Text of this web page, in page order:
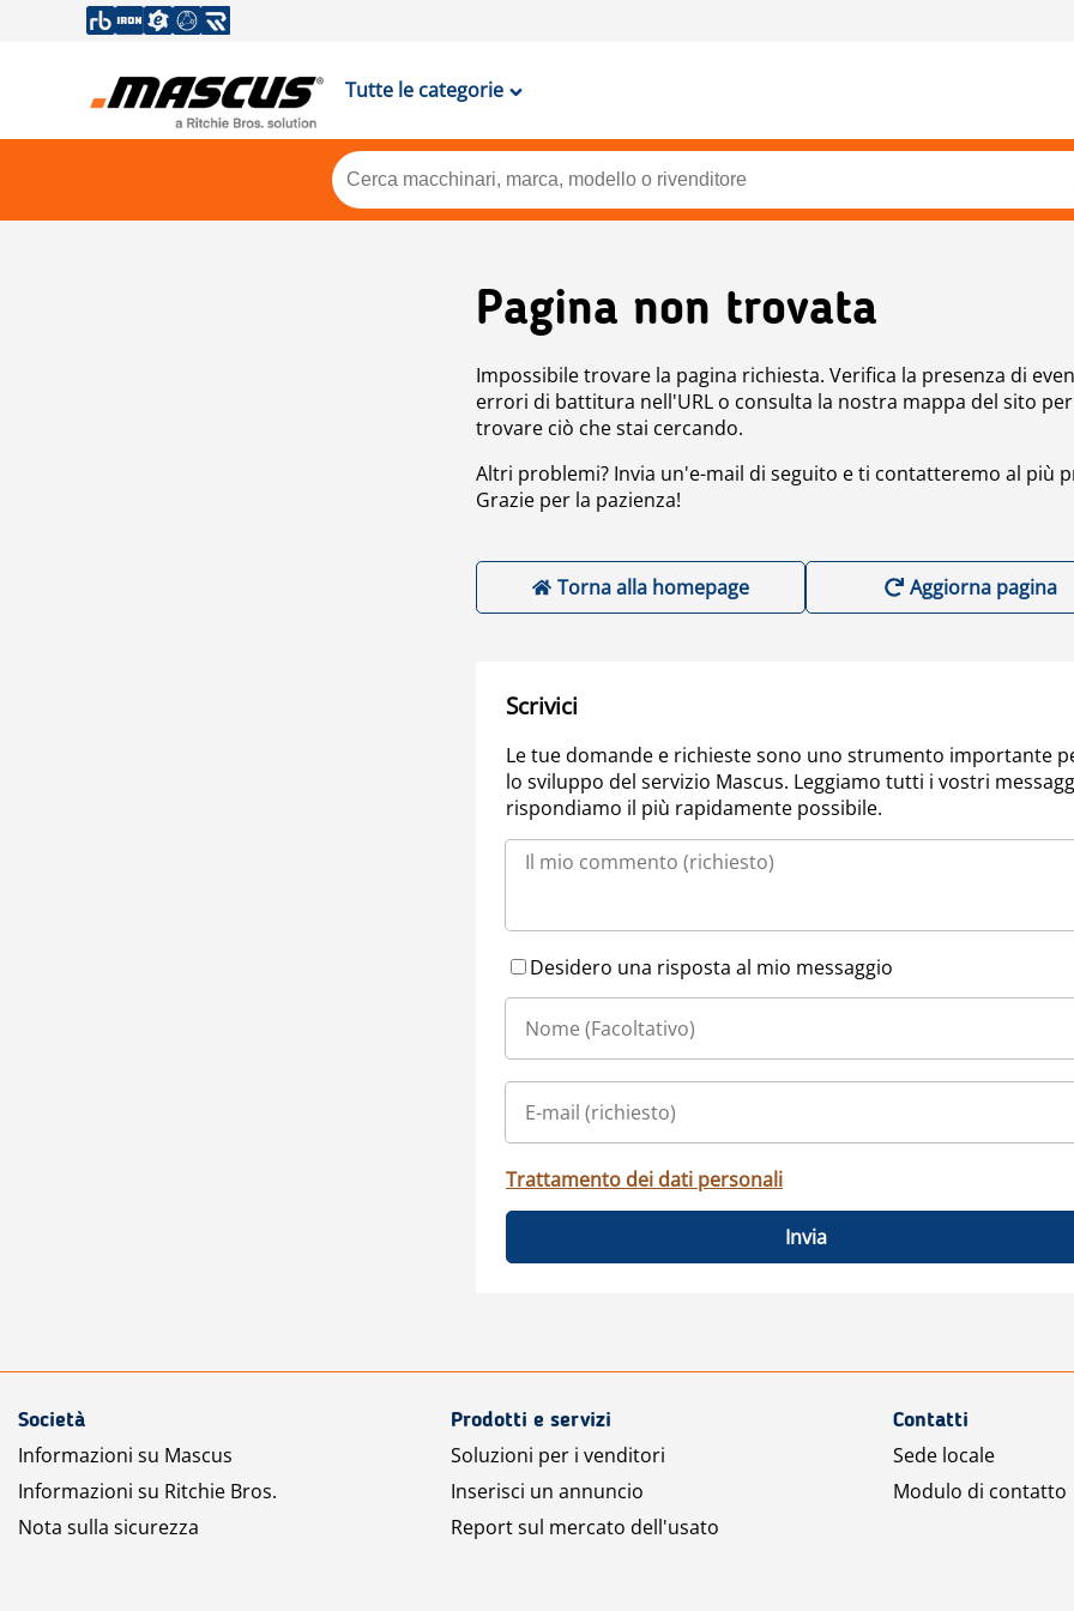
Tutte le categorie
Pagina non trovata
Impossibile trovare la pagina richiesta. Verifica la presenza di
errori di battitura nell'URL o consulta la nostra mappa del sito per
trovare ciò che stai cercando.
Altri problemi? Invia un'e-mail di seguito e ti contatteremo al più
Grazie per la pazienza!
Torna alla homepage Aggiorna pagina
Scrivici
Le tue domande e richieste sono uno strumento importante
lo sviluppo del servizio Mascus. Leggiamo tutti i vostri
rispondiamo il più rapidamente possibile.
Desidero una risposta al mio messaggio
Trattamento dei dati personali
Invia
Società
Informazioni su Mascus
Informazioni su Ritchie Bros.
Nota sulla sicurezza
Prodotti e servizi
Soluzioni per i venditori
Inserisci un annuncio
Report sul mercato dell'usato
Contatti
Sede locale
Modulo di contatto